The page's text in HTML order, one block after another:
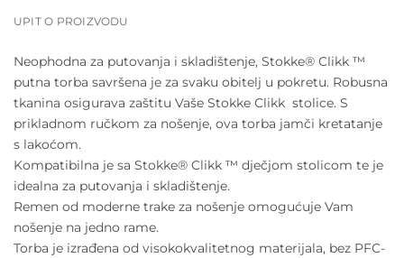
UPIT O PROIZVODU
Neophodna za putovanja i skladištenje, Stokke® Clikk ™
putna torba savršena je za svaku obitelj u pokretu. Robusna
tkanina osigurava zaštitu Vaše Stokke Clikk stolice. S
prikladnom ručkom za nošenje, ova torba jamči kretatanje
s lakoćom.
Kompatibilna je sa Stokke® Clikk ™ dječjom stolicom te je
idealna za putovanja i skladištenje.
Remen od moderne trake za nošenje omogućuje Vam
nošenje na jedno rame.
Torba je izrađena od visokokvalitetnog materijala, bez PFC-